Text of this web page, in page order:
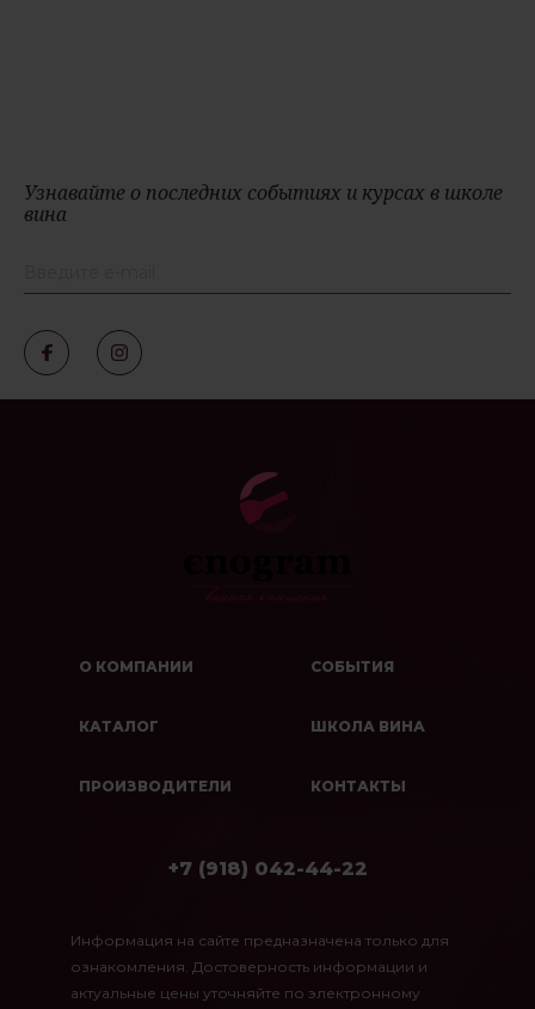
Узнавайте о последних событиях и курсах в школе
вина
О КОМПАНИИ
КАТАЛОГ
ПРОИЗВОДИТЕЛИ
СОБЫТИЯ
ШКОЛА ВИНА
КОНТАКТЫ
+7 (918) 042-44-22
Информация на сайте предназначена только для
ознакомления. Достоверность информации и
актуальные цены уточняйте по электронному